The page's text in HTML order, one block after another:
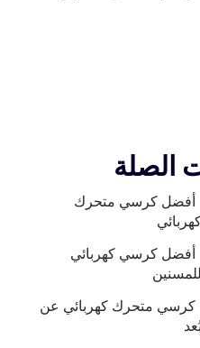
الصلة
أفضل كرسي متحرك
أفضل كرسي كهربائي
للمسنين
كرسي متحرك كهربائي عن